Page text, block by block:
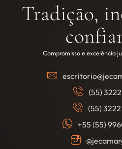
Tradição,
Compromisso e excelência
(55)
(55)
+55 (55)